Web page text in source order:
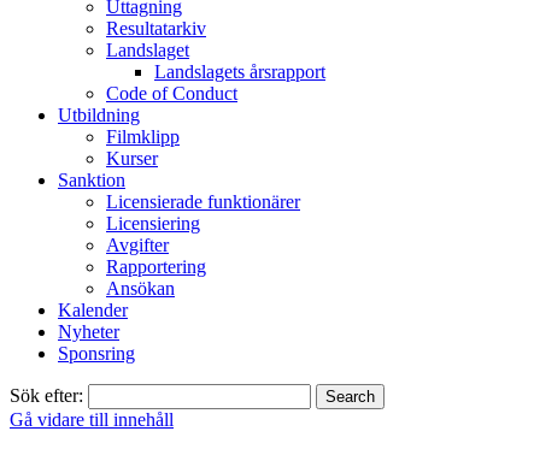
Uttagning
Resultatarkiv
Landslaget
Landslagets årsrapport
Code of Conduct
Utbildning
Filmklipp
Kurser
Sanktion
Licensierade funktionärer
Licensiering
Avgifter
Rapportering
Ansökan
Kalender
Nyheter
Sponsring
Sök efter:
Gå vidare till innehåll